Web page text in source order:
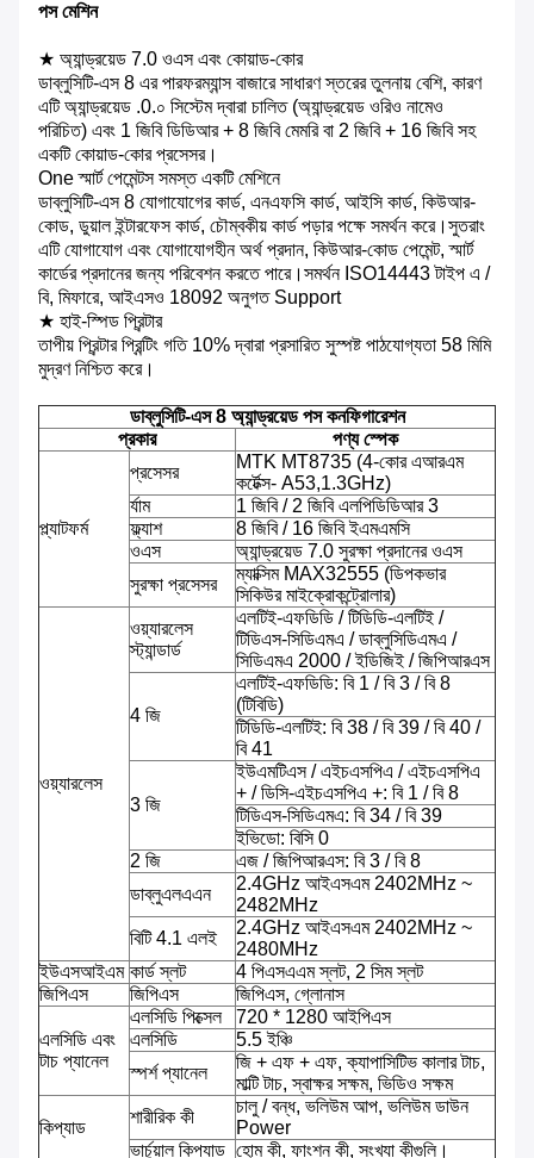
পস মেশিন
★ অ্যান্ড্রয়েড 7.0 ওএস এবং কোয়াড-কোর
ডাব্লুসিটি-এস 8 এর পারফরম্যান্স বাজারে সাধারণ স্তরের তুলনায় বেশি, কারণ
এটি অ্যান্ড্রয়েড .0.০ সিস্টেম দ্বারা চালিত (অ্যান্ড্রয়েড ওরিও নামেও
পরিচিত) এবং 1 জিবি ডিডিআর + 8 জিবি মেমরি বা 2 জিবি + 16 জিবি সহ
একটি কোয়াড-কোর প্রসেসর।
One স্মার্ট পেমেন্টস সমস্ত একটি মেশিনে
ডাব্লুসিটি-এস 8 যোগাযোগের কার্ড, এনএফসি কার্ড, আইসি কার্ড, কিউআর-
কোড, ডুয়াল ইন্টারফেস কার্ড, চৌম্বকীয় কার্ড পড়ার পক্ষে সমর্থন করে।সুতরাং
এটি যোগাযোগ এবং যোগাযোগহীন অর্থ প্রদান, কিউআর-কোড পেমেন্ট, স্মার্ট
কার্ডের প্রদানের জন্য পরিবেশন করতে পারে।সমর্থন ISO14443 টাইপ এ /
বি, মিফারে, আইএসও 18092 অনুগত Support
★ হাই-স্পিড প্রিন্টার
তাপীয় প্রিন্টার প্রিন্টিং গতি 10% দ্বারা প্রসারিত সুস্পষ্ট পাঠযোগ্যতা 58 মিমি
মুদ্রণ নিশ্চিত করে।
ডাব্লুসিটি-এস 8 অ্যান্ড্রয়েড পস কনফিগারেশন
প্রকার
পণ্য স্পেক
প্ল্যাটফর্ম
প্রসেসর
MTK MT8735 (4-কোর এআরএম
কর্টেক্স- A53,1.3GHz)
র্যাম
1 জিবি / 2 জিবি এলপিডিডিআর 3
ফ্ল্যাশ
8 জিবি / 16 জিবি ইএমএমসি
ওএস
অ্যান্ড্রয়েড 7.0 সুরক্ষা প্রদানের ওএস
সুরক্ষা প্রসেসর
ম্যাক্সিম MAX32555 (ডিপকভার
সিকিউর মাইক্রোকন্ট্রোলার)
ওয়্যারলেস
ওয়্যারলেস
স্ট্যান্ডার্ড
এলটিই-এফডিডি / টিডিডি-এলটিই /
টিডিএস-সিডিএমএ / ডাব্লুসিডিএমএ /
সিডিএমএ 2000 / ইডিজিই / জিপিআরএস
4 জি
এলটিই-এফডিডি: বি 1 / বি 3 / বি 8
(টিবিডি)
টিডিডি-এলটিই: বি 38 / বি 39 / বি 40 /
বি 41
3 জি
ইউএমটিএস / এইচএসপিএ / এইচএসপিএ
+ / ডিসি-এইচএসপিএ +: বি 1 / বি 8
টিডিএস-সিডিএমএ: বি 34 / বি 39
ইভিডো: বিসি 0
2 জি
এজ / জিপিআরএস: বি 3 / বি 8
ডাব্লুএলএএন
2.4GHz আইএসএম 2402MHz ~
2482MHz
বিটি 4.1 এলই
2.4GHz আইএসএম 2402MHz ~
2480MHz
ইউএসআইএম কার্ড স্লট
4 পিএসএএম স্লট, 2 সিম স্লট
জিপিএস
জিপিএস জিপিএস, গ্লোনাস
এলসিডি এবং
টাচ প্যানেল
এলসিডি পিক্সেল
720 * 1280 আইপিএস
এলসিডি
5.5 ইঞ্চি
স্পর্শ প্যানেল
জি + এফ + এফ, ক্যাপাসিটিভ কালার টাচ,
মাল্টি টাচ, স্বাক্ষর সক্ষম, ভিডিও সক্ষম
কিপ্যাড
শারীরিক কী
চালু / বন্ধ, ভলিউম আপ, ভলিউম ডাউন
Power
ভার্চুয়াল কিপ্যাড হোম কী, ফাংশন কী, সংখ্যা কীগুলি।